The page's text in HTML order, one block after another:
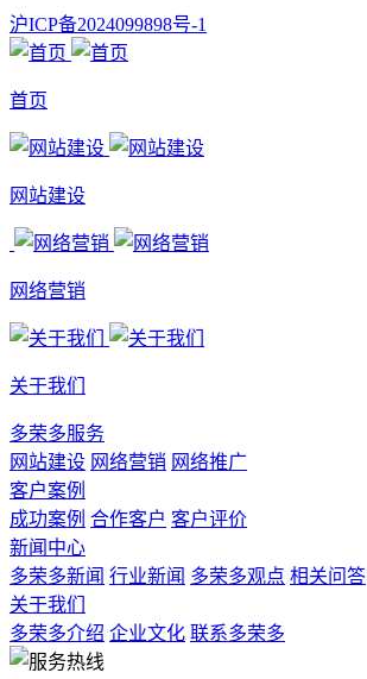
沪ICP备2024099898号-1
首页
网站建设
网络营销
关于我们
多荣多服务
网站建设 网络营销 网络推广
客户案例
成功案例 合作客户 客户评价
新闻中心
多荣多新闻 行业新闻 多荣多观点 相关问答
关于我们
多荣多介绍 企业文化 联系多荣多